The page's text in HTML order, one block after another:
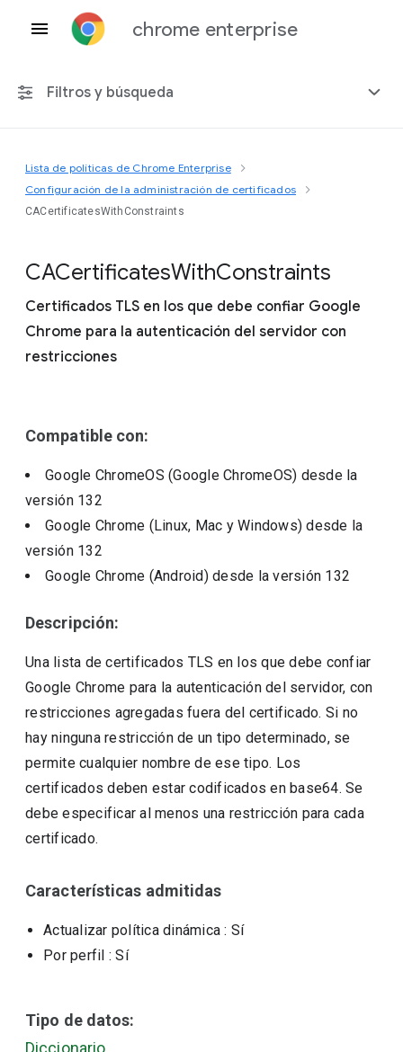
chrome enterprise
Filtros y búsqueda
Cualquier plataforma
Chrome 151
Incluir políticas obsoletas
Lista de políticas de Chrome Enterprise
Configuración de la administración de certificados
CACertificatesWithConstraints
CACertificatesWithConstraints
Certificados TLS en los que debe confiar Google
Chrome para la autenticación del servidor con
restricciones
Compatible con:
Google ChromeOS (Google ChromeOS) desde la
versión 132
Google Chrome (Linux, Mac y Windows)desde la
versión 132
Google Chrome (Android)desde la versión 132
Descripción:
Una lista de certificados TLS en los que debe confiar
Google Chrome para la autenticación del servidor, con
restricciones agregadas fuera del certificado. Si no
hay ninguna restricción de un tipo determinado, se
permite cualquier nombre de ese tipo. Los
certificados deben estar codificados en base64. Se
debe especificar al menos una restricción para cada
certificado.
Características admitidas
Actualizar política dinámica : Sí
Por perfil : Sí
Tipo de datos:
Diccionario